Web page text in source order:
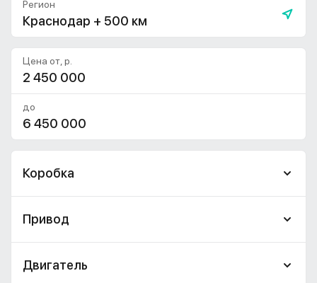
Краснодар + 500 км
Регион
Цена от, р.
до
Коробка
Привод
Двигатель